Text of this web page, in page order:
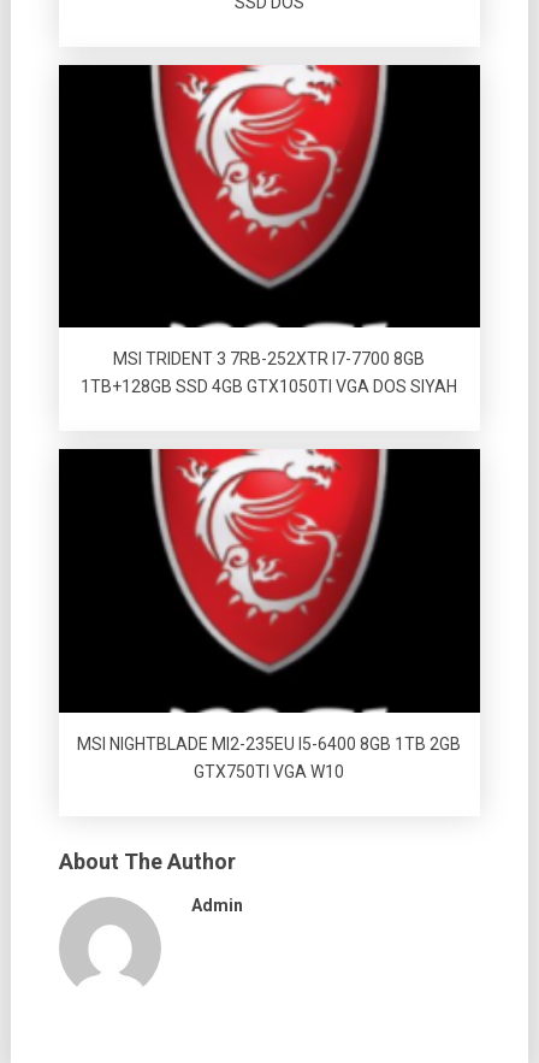
MSI TRIDENT 3 7RB-252XTR I7-7700 8GB
1TB+128GB SSD 4GB GTX1050TI VGA DOS SIYAH
MSI NIGHTBLADE MI2-235EU I5-6400 8GB 1TB 2GB
GTX750TI VGA W10
About The Author
Admin